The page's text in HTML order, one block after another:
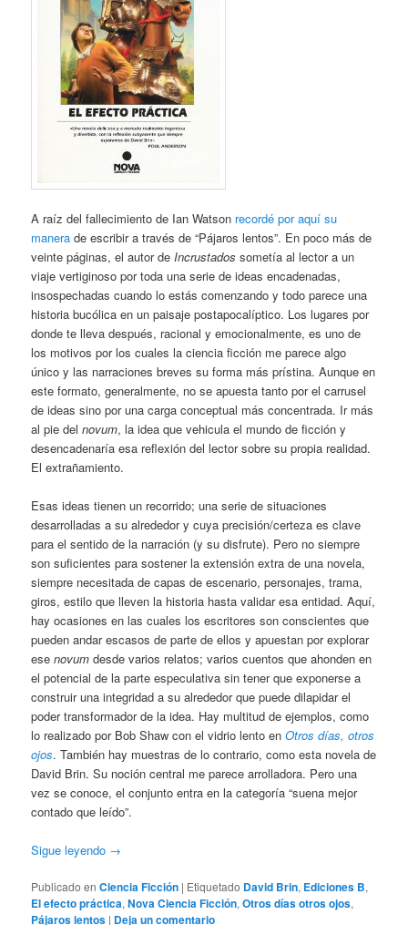
A raíz del fallecimiento de Ian Watson recordé por aquí su
manera de escribir a través de “Pájaros lentos”. En poco más de
veinte páginas, el autor de Incrustados sometía al lector a un
viaje vertiginoso por toda una serie de ideas encadenadas,
insospechadas cuando lo estás comenzando y todo parece una
historia bucólica en un paisaje postapocalíptico. Los lugares por
donde te lleva después, racional y emocionalmente, es uno de
los motivos por los cuales la ciencia ficción me parece algo
único y las narraciones breves su forma más prístina. Aunque en
este formato, generalmente, no se apuesta tanto por el carrusel
de ideas sino por una carga conceptual más concentrada. Ir más
al pie delnovum, la idea que vehicula el mundo de ficción y
desencadenaría esa reflexión del lector sobre su propia realidad.
El extrañamiento.
Esas ideas tienen un recorrido; una serie de situaciones
desarrolladas a su alrededor y cuya precisión/certeza es clave
para el sentido de la narración (y su disfrute). Pero no siempre
son suficientes para sostener la extensión extra de una novela,
siempre necesitada de capas de escenario, personajes, trama,
giros, estilo que lleven la historia hasta validar esa entidad. Aquí,
hay ocasiones en las cuales los escritores son conscientes que
pueden andar escasos de parte de ellos y apuestan por explorar
esenovum desde varios relatos; varios cuentos que ahonden en
el potencial de la parte especulativa sin tener que exponerse a
construir una integridad a su alrededor que puede dilapidar el
poder transformador de la idea. Hay multitud de ejemplos, como
lo realizado por Bob Shaw con el vidrio lento enOtros días, otros
ojos. También hay muestras de lo contrario, como esta novela de
David Brin. Su noción central me parece arrolladora. Pero una
vez se conoce, el conjunto entra en la categoría “suena mejor
contado que leído”.
Sigue leyendo →
Publicado en Ciencia Ficción | Etiquetado David Brin, Ediciones B,
El efecto práctica,Nova Ciencia Ficción,Otros días otros ojos,
Pájaros lentos | Deja un comentario